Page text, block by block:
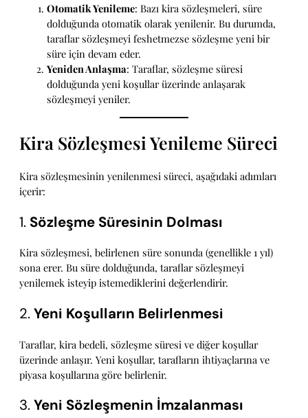
Otomatik Yenileme: Bazı kira sözleşmeleri, süre
dolduğunda otomatik olarak yenilenir. Bu durumda,
taraflar sözleşmeyi feshetmezse sözleşme yeni bir
süre için devam eder.
Yeniden Anlaşma: Taraflar, sözleşme süresi
dolduğunda yeni koşullar üzerinde anlaşarak
sözleşmeyi yeniler.
Kira Sözleşmesi Yenileme Süreci
Kira sözleşmesinin yenilenmesi süreci, aşağıdaki adımları
içerir:
1. Sözleşme Süresinin Dolması
Kira sözleşmesi, belirlenen süre sonunda (genellikle 1 yıl)
sona erer. Bu süre dolduğunda, taraflar sözleşmeyi
yenilemek isteyip istemediklerini değerlendirir.
2.Yeni Koşulların Belirlenmesi
Taraflar, kira bedeli, sözleşme süresi ve diğer koşullar
üzerinde anlaşır. Yeni koşullar, tarafların ihtiyaçlarına ve
piyasa koşullarına göre belirlenir.
3.Yeni Sözleşmenin İmzalanması